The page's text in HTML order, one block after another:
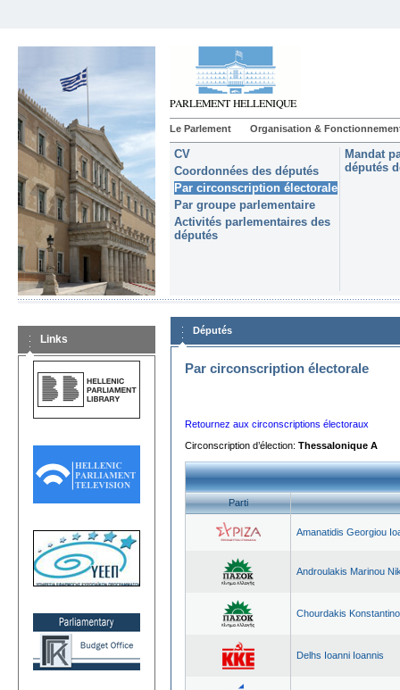
Le Parlement Organisation &
CV
Coordonnées des députés
Par circonscription électorale
Par groupe parlementaire
Activités parlementaires des
députés
Mandat
députés
Links
Députés
Par circonscription électorale
Retournez aux circonscriptions électoraux
Circonscription d’élection: Thessalonique A
Parti
Amanatidis Georgiou
Androulakis Marinou
Chourdakis
Delhs Ioanni Ioannis